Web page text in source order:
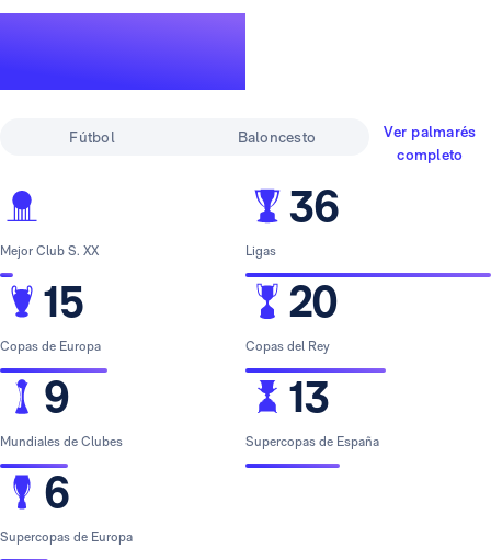
Fútbol Baloncesto
Ver palmarés
completo
Mejor Club S. XX
15
Copas de Europa
9
Mundiales de Clubes
6
Supercopas de Europa
36
Ligas
20
Copas del Rey
13
Supercopas de España